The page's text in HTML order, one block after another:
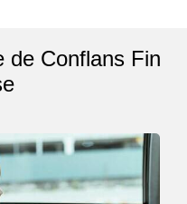
de Conflans Fin